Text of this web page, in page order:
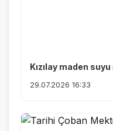
Kızılay maden
29.07.2026 16:33